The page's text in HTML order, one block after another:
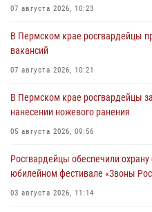
07 августа 2026, 10:23
В Пермском крае росгвардейцы
вакансий
07 августа 2026, 10:21
В Пермском крае росгвардейцы
нанесении ножевого ранения
05 августа 2026, 09:56
Росгвардейцы обеспечили
юбилейном фестивале «Звоны
03 августа 2026, 11:14